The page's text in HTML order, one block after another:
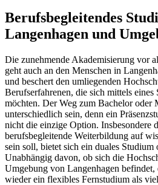
Berufsbegleitendes
Langenhagen und
Die zunehmende Akademisierung vor
geht auch an den Menschen in
und beschert den umliegenden
Berufserfahrenen, die sich mittels
möchten. Der Weg zum Bachelor oder
unterschiedlich sein, denn ein
nicht die einzige Option. Insbesondere
berufsbegleitende Weiterbildung auf
sein soll, bietet sich ein duales Studium
Unabhängig davon, ob sich die
Umgebung von Langenhagen
wieder ein flexibles Fernstudium als